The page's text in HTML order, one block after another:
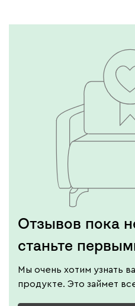
Отзывов пока
станьте
Мы очень хотим узнать
продукте. Это займет